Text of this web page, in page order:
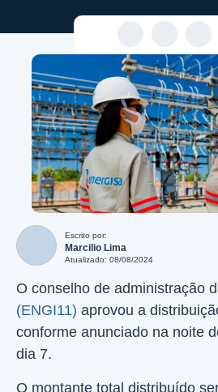
Escrito por:
Marcilio Lima
Atualizado: 08/08/2024
O conselho de administração
(ENGI11) aprovou a
conforme anunciado na noite
dia 7.
O montante total distribuído